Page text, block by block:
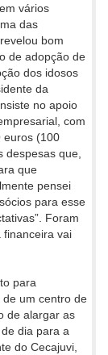
vários
das
bom
de adopção de
dos idosos
da
no apoio
com
euros (100
despesas que,
que
pensei
para esse
Foram
financeira vai
para
um centro de
de alargar as
dia para a
do Cecajuvi,